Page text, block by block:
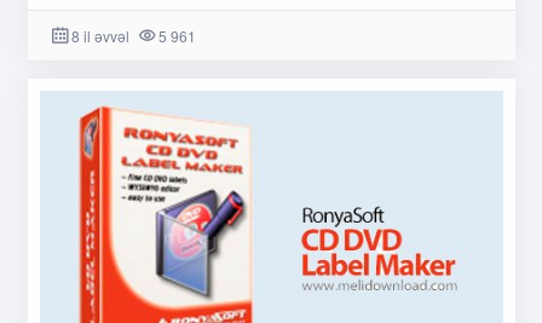
8 il əvvəl 5 961